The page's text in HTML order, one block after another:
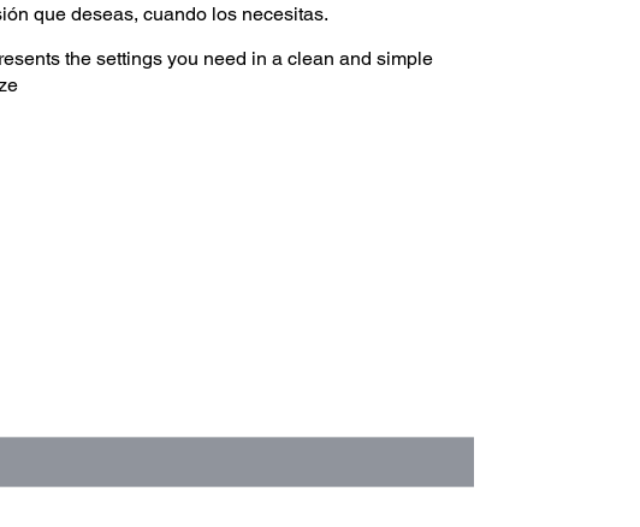
que deseas, cuando los necesitas.
the settings you need in a clean and simple